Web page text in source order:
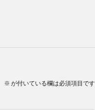
※ が付いている欄は必須項目です